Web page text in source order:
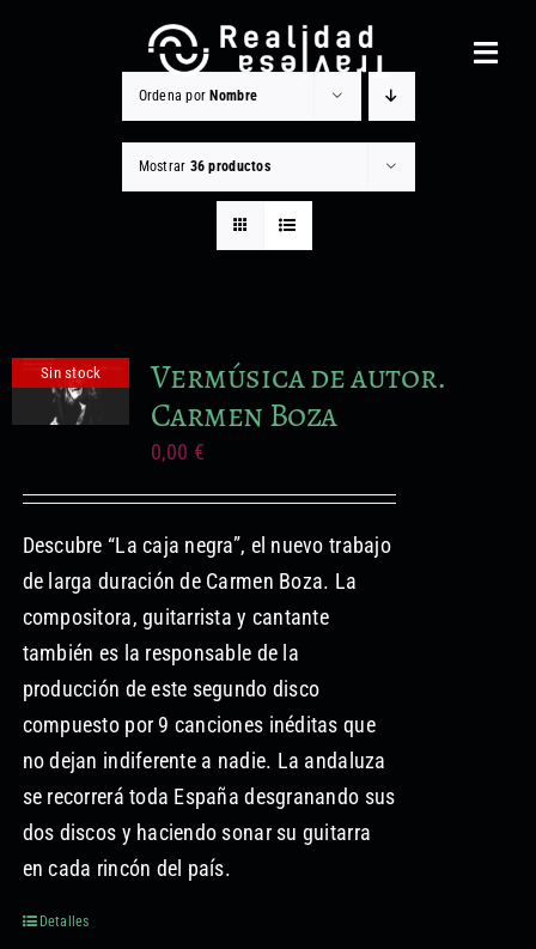
Contacto
Otros Servicios
Proyectos audiovisuales
Ordena por Nombre
Mostrar 36 productos
Sin stock
Vermúsica de autor.
Carmen Boza
0,00 €
Descubre “La caja negra”, el nuevo trabajo
de larga duración de Carmen Boza. La
compositora, guitarrista y cantante
también es la responsable de la
producción de este segundo disco
compuesto por 9 canciones inéditas que
no dejan indiferente a nadie. La andaluza
se recorrerá toda España desgranando sus
dos discos y haciendo sonar su guitarra
en cada rincón del país.
Detalles